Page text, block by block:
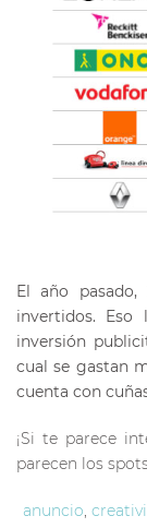
El año
invertidos.
inversión
cual se gastan
cuenta con
¡Si te parece
parecen los
anuncio,